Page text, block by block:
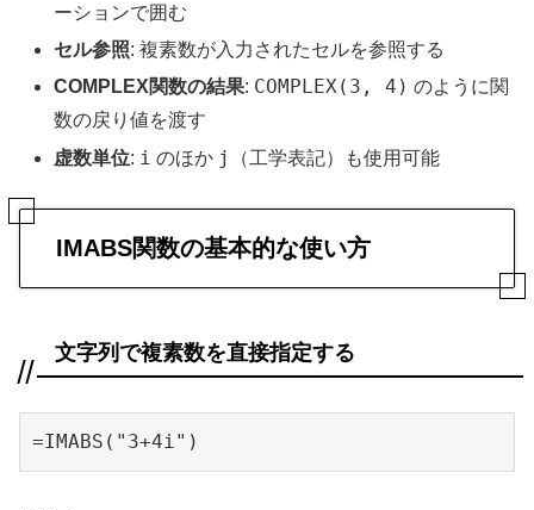
ーションで囲む
セル参照: 複素数が入力されたセルを参照する
COMPLEX関数の結果: COMPLEX(3, 4) のように関
数の戻り値を渡す
虚数単位: i のほか j （工学表記）も使用可能
IMABS関数の基本的な使い方
文字列で複素数を直接指定する
=IMABS("3+4i")